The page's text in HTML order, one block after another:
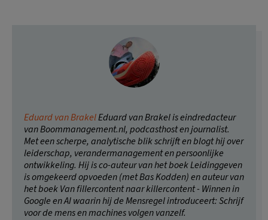
Eduard van BrakelEduard van Brakel is eindredacteur
van Boommanagement.nl, podcasthost en journalist.
Met een scherpe, analytische blik schrijft en blogt hij over
leiderschap, verandermanagement en persoonlijke
ontwikkeling. Hij is co-auteur van het boek Leidinggeven
is omgekeerd opvoeden (met Bas Kodden) en auteur van
het boek Van fillercontent naar killercontent - Winnen in
Google en AI waarin hij de Mensregel introduceert: Schrijf
voor de mens en machines volgen vanzelf.